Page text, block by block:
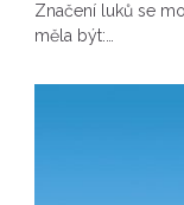
Značení luků se
měla být:…